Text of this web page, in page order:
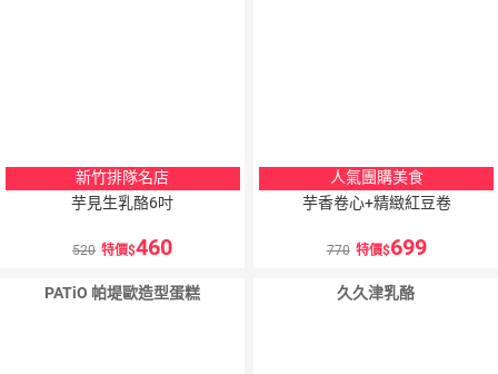
新竹排隊名店
芋見生乳酪6吋
520 特價 460
人氣團購美食
芋香卷心+精緻紅豆卷
770 特價 699
PATiO 帕堤歐造型蛋糕 久久津乳酪